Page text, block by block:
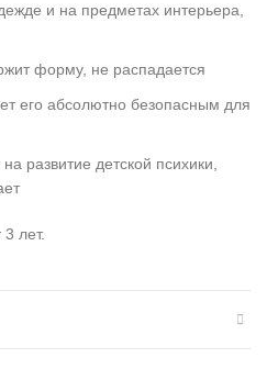
и на предметах интерьера,
форму, не распадается
его абсолютно безопасным для
развитие детской психики,
лет.